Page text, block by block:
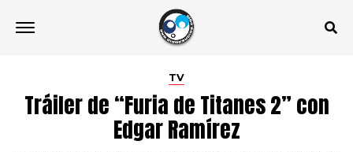
TV
Tráiler de “Furia de Titanes 2” con
Edgar Ramírez